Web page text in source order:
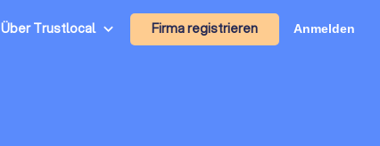
Über Trustlocal Firma registrieren Anmelden